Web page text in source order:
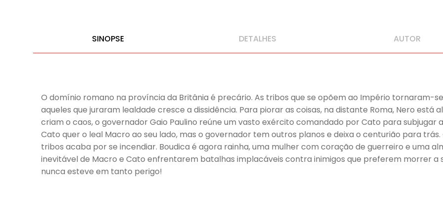
SINOPSE DETALHES AUTOR
O domínio romano na província da Britânia é precário. As tribos que se opõem ao Império tornaram-
aqueles que juraram lealdade cresce a dissidência. Para piorar as coisas, na distante Roma, Nero está
criam o caos, o governador Gaio Paulino reúne um vasto exército comandado por Cato para subjugar
Cato quer o leal Macro ao seu lado, mas o governador tem outros planos e deixa o centurião para
tribos acaba por se incendiar. Boudica é agora rainha, uma mulher com coração de guerreiro e uma
inevitável de Macro e Cato enfrentarem batalhas implacáveis contra inimigos que preferem morrer a
nunca esteve em tanto perigo!